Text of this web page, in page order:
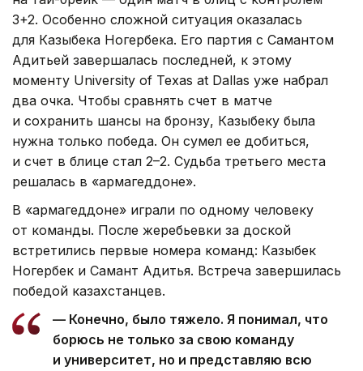
3+2. Особенно сложной ситуация оказалась
для Казыбека Ногербека. Его партия с Самантом
Адитьей завершалась последней, к этому
моменту University of Texas at Dallas уже набрал
два очка. Чтобы сравнять счет в матче
и сохранить шансы на бронзу, Казыбеку была
нужна только победа. Он сумел ее добиться,
и счет в блице стал 2–2. Судьба третьего места
решалась в «армагеддоне».
В «армагеддоне» играли по одному человеку
от команды. После жеребьевки за доской
встретились первые номера команд: Казыбек
Ногербек и Самант Адитья. Встреча завершилась
победой казахстанцев.
— Конечно, было тяжело. Я понимал, что
борюсь не только за свою команду
и университет, но и представляю всю